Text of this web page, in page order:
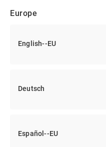
Europe
English--EU
Deutsch
Español--EU